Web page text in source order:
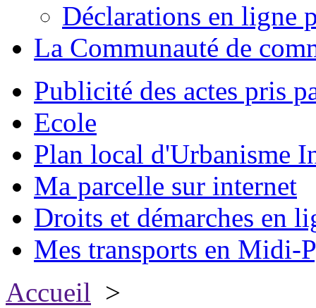
Déclarations en ligne
La Communauté de
Publicité des actes pris
Ecole
Plan local d'Urbanisme
Ma parcelle sur internet
Droits et démarches en
Mes transports en Midi-
Accueil >